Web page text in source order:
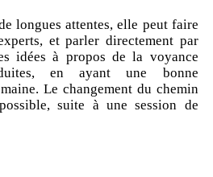
longues attentes, elle peut faire
et parler directement par
idées à propos de la voyance
en ayant une bonne
Le changement du chemin
suite à une session de